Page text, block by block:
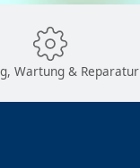
Wartung & Reparatur